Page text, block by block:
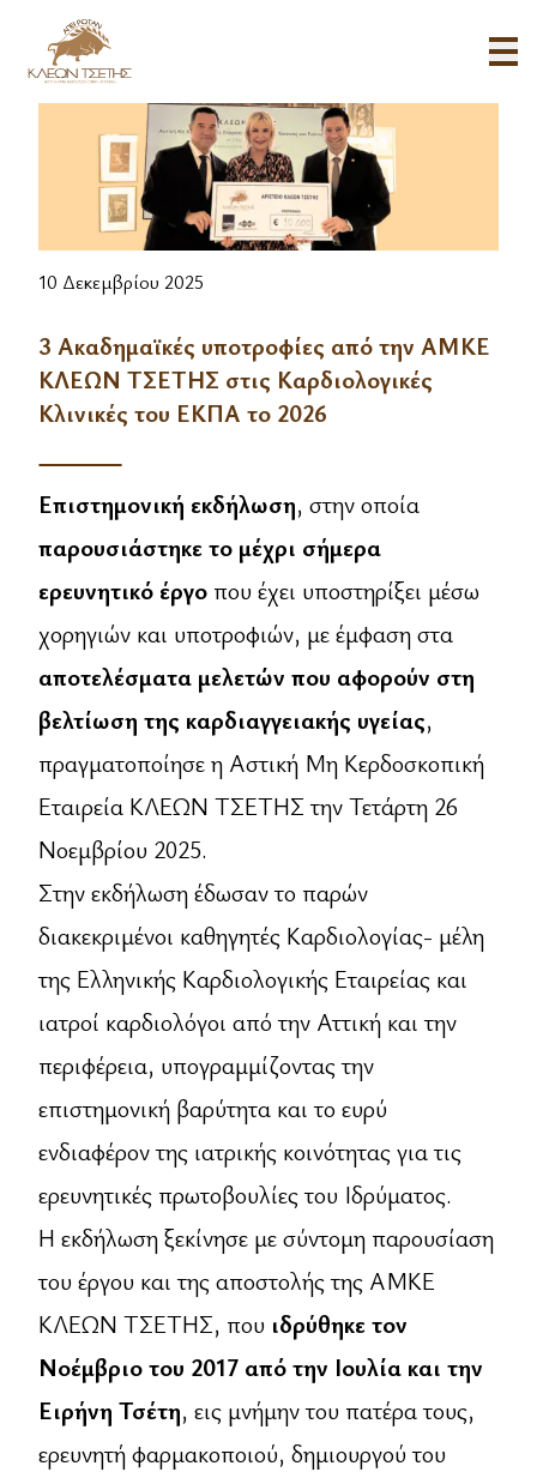
3 Ακαδημαϊκές υποτροφίες από την ΑΜΚΕ ΚΛΕΩΝ ΤΣΕΤΗΣ
10 Δεκεμβρίου 2025
3 Ακαδημαϊκές υποτροφίες από την ΑΜΚΕ
ΚΛΕΩΝ ΤΣΕΤΗΣ στις Καρδιολογικές
Κλινικές του ΕΚΠΑ το 2026
Επιστημονική εκδήλωση, στην οποία
παρουσιάστηκε το μέχρι σήμερα
ερευνητικό έργο που έχει υποστηρίξει μέσω
χορηγιών και υποτροφιών, με έμφαση στα
αποτελέσματα μελετών που αφορούν στη
βελτίωση της καρδιαγγειακής υγείας,
πραγματοποίησε η Αστική Μη Κερδοσκοπική
Εταιρεία ΚΛΕΩΝ ΤΣΕΤΗΣ την Τετάρτη 26
Νοεμβρίου 2025.
Στην εκδήλωση έδωσαν το παρών
διακεκριμένοι καθηγητές Καρδιολογίας- μέλη
της Ελληνικής Καρδιολογικής Εταιρείας και
ιατροί καρδιολόγοι από την Αττική και την
περιφέρεια, υπογραμμίζοντας την
επιστημονική βαρύτητα και το ευρύ
ενδιαφέρον της ιατρικής κοινότητας για τις
ερευνητικές πρωτοβουλίες του Ιδρύματος.
Η εκδήλωση ξεκίνησε με σύντομη παρουσίαση
του έργου και της αποστολής της ΑΜΚΕ
ΚΛΕΩΝ ΤΣΕΤΗΣ, που ιδρύθηκε τον
Νοέμβριο του 2017 από την Ιουλία και την
Ειρήνη Τσέτη, εις μνήμην του πατέρα τους,
ερευνητή φαρμακοποιού, δημιουργού του